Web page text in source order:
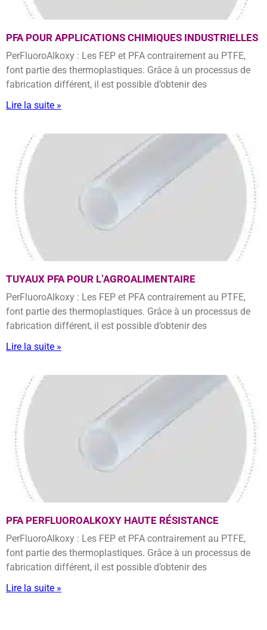
PFA POUR APPLICATIONS CHIMIQUES INDUSTRIELLES
PerFluoroAlkoxy : Les FEP et PFA contrairement au PTFE,
font partie des thermoplastiques. Grâce à un processus de
fabrication différent, il est possible d’obtenir des
Lire la suite »
TUYAUX PFA POUR L’AGROALIMENTAIRE
PerFluoroAlkoxy : Les FEP et PFA contrairement au PTFE,
font partie des thermoplastiques. Grâce à un processus de
fabrication différent, il est possible d’obtenir des
Lire la suite »
PFA PERFLUOROALKOXY HAUTE RÉSISTANCE
PerFluoroAlkoxy : Les FEP et PFA contrairement au PTFE,
font partie des thermoplastiques. Grâce à un processus de
fabrication différent, il est possible d’obtenir des
Lire la suite »